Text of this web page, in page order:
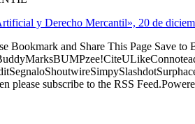
y Derecho Mercantil», 20 de
Bookmark and Share This Page Save to
subscribe to the RSS